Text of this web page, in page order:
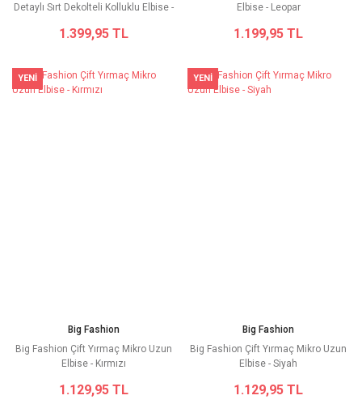
Detaylı Sırt Dekolteli Kolluklu Elbise -
1.399,95 TL
Elbise - Leopar
1.199,95 TL
YENİ
Big Fashion
Big Fashion Çift Yırmaç Mikro Uzun
Elbise - Kırmızı
1.129,95 TL
YENİ
Big Fashion
Big Fashion Çift Yırmaç Mikro Uzun
Elbise - Siyah
1.129,95 TL